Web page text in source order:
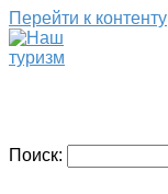
Перейти к контенту
Поиск: